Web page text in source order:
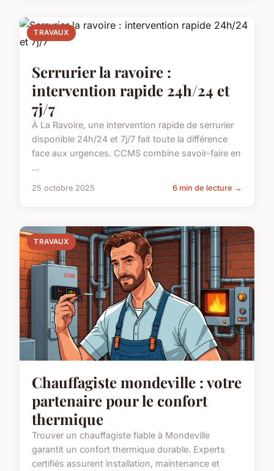
TRAVAUX
Serrurier la ravoire :
intervention rapide 24h/24 et
7j/7
À La Ravoire, une intervention rapide de serrurier
disponible 24h/24 et 7j/7 fait toute la différence
face aux urgences. CCMS combine savoir-faire en
...
25 octobre 2025 6 min de lecture →
TRAVAUX
Chauffagiste mondeville : votre
partenaire pour le confort
thermique
Trouver un chauffagiste fiable à Mondeville
garantit un confort thermique durable. Experts
certifiés assurent installation, maintenance et